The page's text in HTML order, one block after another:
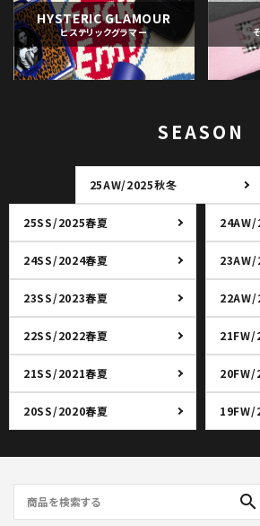
HYSTERIC GLAMOUR
ヒステリックグラマー
SEASON
25AW/2025秋冬
25SS/2025春夏 24AW/
24SS/2024春夏 23AW/
23SS/2023春夏 22AW/
22SS/2022春夏 21FW/
21SS/2021春夏 20FW/
20SS/2020春夏 19FW/
search